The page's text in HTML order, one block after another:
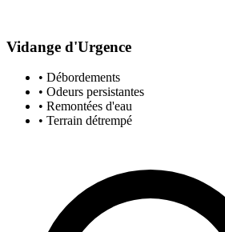
Vidange d'Urgence
• Débordements
• Odeurs persistantes
• Remontées d'eau
• Terrain détrempé